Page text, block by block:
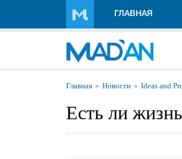
ГЛАВНАЯ
Вы здесь
Главная Новости Ideas and
Есть ли